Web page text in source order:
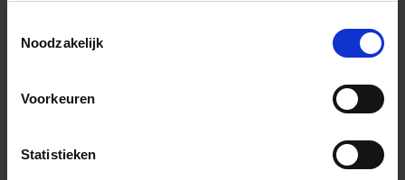
Noodzakelijk
Voorkeuren
Statistieken
Algemene informatie